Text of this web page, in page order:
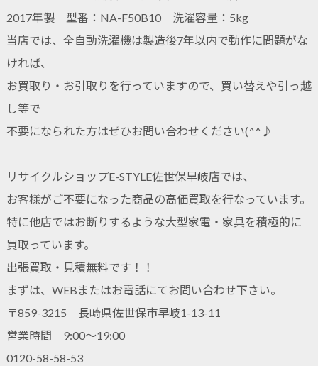
2017年製 型番：NA-F50B10 洗濯容量：5kg
当店では、全自動洗濯機は製造後7年以内で動作に問題がな
ければ、
お買取り・お引取りを行っていますので、買い替えや引っ越
し等で
不要になられた方はぜひお問い合わせください(^^♪
リサイクルショップE-STYLE佐世保早岐店では、
お客様がご不要になった商品の高価買取を行なっています。
特に他店ではお断りするような大型家電・家具を積極的に
買取っています。
出張買取・見積無料です！！
まずは、WEBまたはお電話にてお問い合わせ下さい。
〒859-3215 長崎県佐世保市早岐1-13-11
営業時間 9:00～19:00
0120-58-58-53